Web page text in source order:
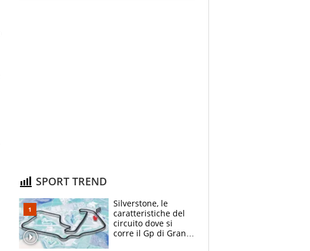
SPORT TREND
Silverstone, le
caratteristiche del
circuito dove si
corre il Gp di Gran